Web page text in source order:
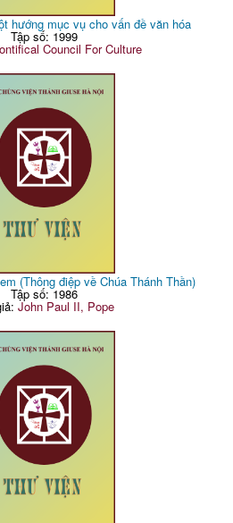
hướng mục vụ cho vấn đề văn hóa
Tập số: 1999
Council For Culture
(Thông điệp về Chúa Thánh Thần)
Tập số: 1986
John Paul II, Pope